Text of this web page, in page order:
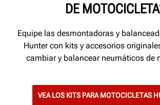
DE
Equipe las desmontadoras y
Hunter con kits y accesorios
cambiar y balancear neumáticos de
VEA LOS KITS PARA MOTOCICLETAS